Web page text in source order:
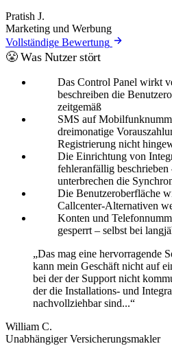
Pratish J.
Marketing und Werbung
Vollständige Bewertung
😤 Was Nutzer stört
Das Control Panel wirkt
beschreiben die
zeitgemäß
SMS auf
dreimonatige
Registrierung nicht
Die Einrichtung von
fehleranfällig
unterbrechen die
Die Benutzeroberfläche
Callcenter-Alternativen
Konten und
gesperrt – selbst bei
„Das mag eine hervorragende
kann mein Geschäft nicht auf
bei der der Support nicht
der die Installations- und
nachvollziehbar sind...“
William C.
Unabhängiger Versicherungsmakler